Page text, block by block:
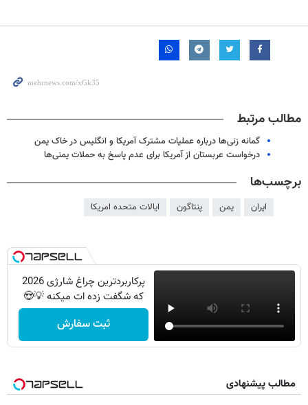
مطالب مرتبط
گمانه زنی‌ها درباره عملیات مشترک آمریکا و انگلیس در خاک یمن
درخواست عربستان از آمریکا برای عدم پاسخ به حملات یمنی‌ها
برچسب‌ها
ایران یمن پنتاگون ایالات متحده امریکا
پرکاربردترین چراغ شارژی 2026
که شگفت زده ات میکنه 💡😍
ثبت سفارش
مطالب پیشنهادی